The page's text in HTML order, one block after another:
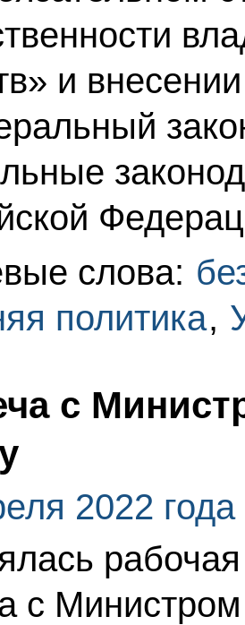
и
слова:
политика,
с
2022 года
с